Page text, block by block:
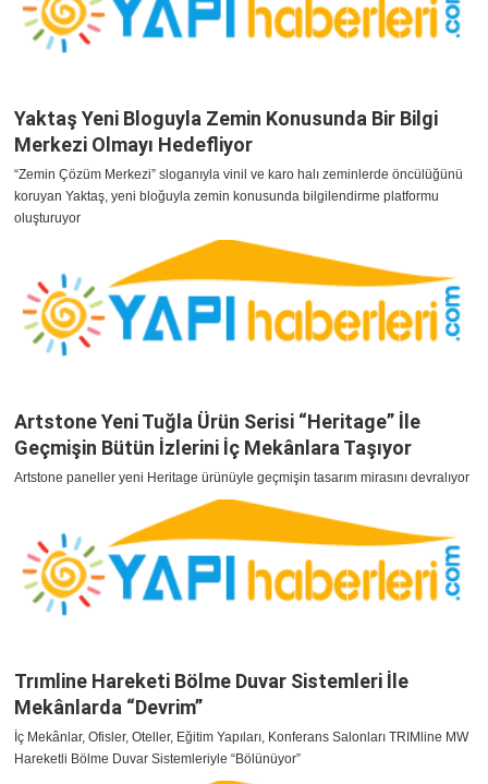
Yaktaş Yeni Bloguyla Zemin Konusunda Bir Bilgi
Merkezi Olmayı Hedefliyor
“Zemin Çözüm Merkezi” sloganıyla vinil ve karo halı zeminlerde öncülüğünü
koruyan Yaktaş, yeni bloğuyla zemin konusunda bilgilendirme platformu
oluşturuyor
Artstone Yeni Tuğla Ürün Serisi “Heritage” İle
Geçmişin Bütün İzlerini İç Mekânlara Taşıyor
Artstone paneller yeni Heritage ürünüyle geçmişin tasarım mirasını devralıyor
Trımline Hareketi Bölme Duvar Sistemleri İle
Mekânlarda “Devrim”
İç Mekânlar, Ofisler, Oteller, Eğitim Yapıları, Konferans Salonları TRIMline MW
Hareketli Bölme Duvar Sistemleriyle “Bölünüyor”